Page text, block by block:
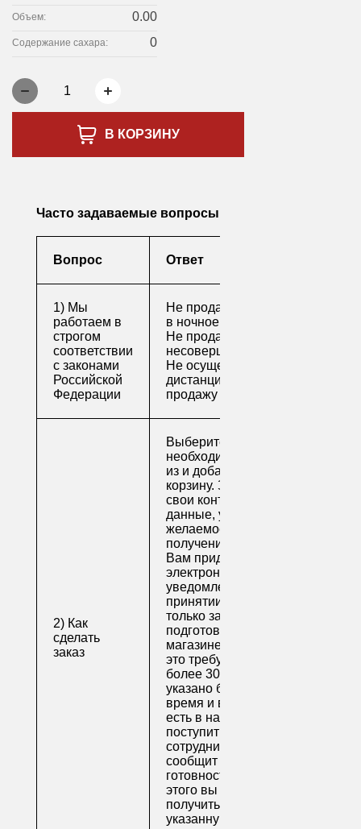
Объем: 0.00
Содержание сахара: 0
1
В КОРЗИНУ
Часто задаваемые вопросы
Вопрос Ответ
1) Мы
работаем в
строгом
соответствии
с законами
Российской
Федерации
Не продаем алкоголь
в ночное время
Не продаем алкоголь
несовершеннолетним
Не осуществляем
дистанционную
продажу
2) Как
сделать
заказ
Выберите
необходимые товары
из и добавьте их в
корзину. Заполните
свои контактные
данные, укажите
желаемое время
получения заказа.
Вам придет по
электронной почте
уведомление о
принятии заказа. Как
только заказ
подготовят в
магазине (обычно на
это требуется не
более 30 минут, если
указано ближайшее
время и весь товар
есть в наличии), вам
поступит письмо от
сотрудника, который
сообщит о
готовности. После
этого вы можете
получить свой заказ в
указанную вами дату